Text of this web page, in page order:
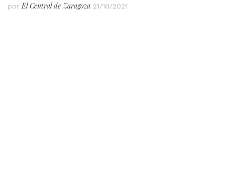
por El Central de Zaragoza 21/10/2021